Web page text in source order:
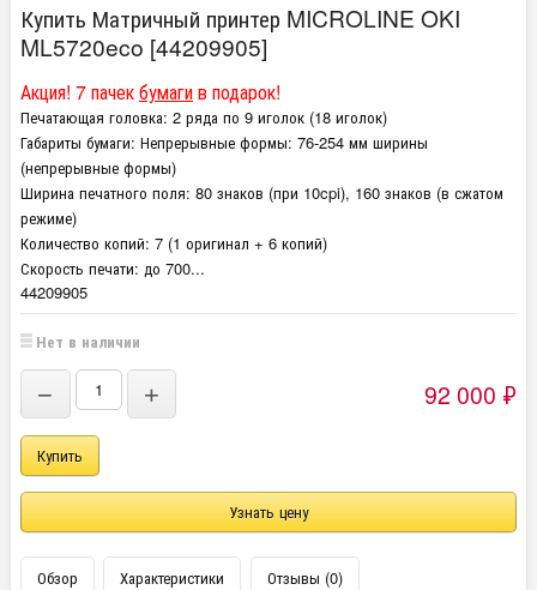
Купить Матричный принтер MICROLINE OKI
ML5720eco [44209905]
Акция! 7 пачекбумагив подарок!
Печатающая головка: 2 ряда по 9 иголок (18 иголок)
Габариты бумаги: Непрерывные формы: 76-254 мм ширины
(непрерывные формы)
Ширина печатного поля: 80 знаков (при 10cpi), 160 знаков (в сжатом
режиме)
Количество копий: 7 (1 оригинал + 6 копий)
Скорость печати: до 700...
44209905
Нет в наличии
− + 92 000 ₽
Узнать цену
Обзор Характеристики Отзывы (0)